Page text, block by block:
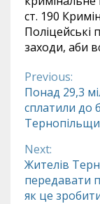
ст. 190
заходи, аби
Previous:
Понад 29,3
сплатили до
Next:
Жителів
передавати
як це